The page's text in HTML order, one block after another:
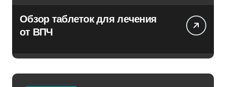
Обзор таблеток для лечения
от ВПЧ